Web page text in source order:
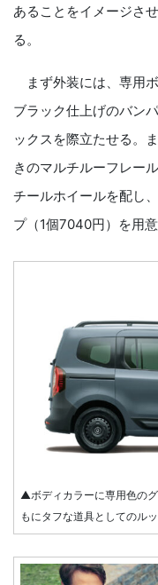
あることをイメージさ
る。
まず外装には、専用
ブラック仕上げのバン
ックスを際立たせる。
きのマルチルーフレー
チールホイールを配し
プ（1個7040円）を用意
▲ボディカラーに専用色の
もにタフな道具としてのル